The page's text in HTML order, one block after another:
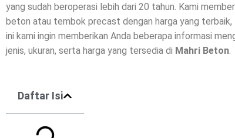
yang sudah beroperasi lebih dari 20 tahun. Kami
beton atau tembok precast dengan harga yang
ini kami ingin memberikan Anda beberapa informasi
jenis, ukuran, serta harga yang tersedia di Mahri Beton
Daftar Isi